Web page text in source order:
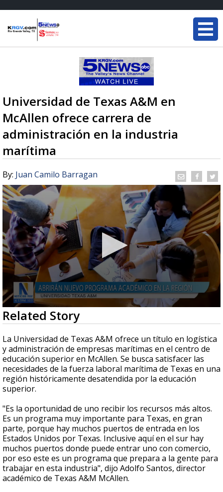
Universidad de Texas A&M en
McAllen ofrece carrera de
administración en la industria
marítima
By: Juan Camilo Barragan
0
seconds
of
3
minutes,
23
seconds
Related Story
La Universidad de Texas A&M ofrece un título en logística
y administración de empresas marítimas en el centro de
educación superior en McAllen. Se busca satisfacer las
necesidades de la fuerza laboral marítima de Texas en una
región históricamente desatendida por la educación
superior.
"Es la oportunidad de uno recibir los recursos más altos.
Es un programa muy importante para Texas, en gran
parte, porque hay muchos puertos de entrada en los
Estados Unidos por Texas. Inclusive aquí en el sur hay
muchos puertos donde puede entrar uno con comercio,
por eso este es un programa que prepara a la gente para
trabajar en esta industria", dijo Adolfo Santos, director
académico de Texas A&M McAllen.